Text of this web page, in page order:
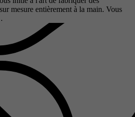
mesure entièrement à la main. Vous